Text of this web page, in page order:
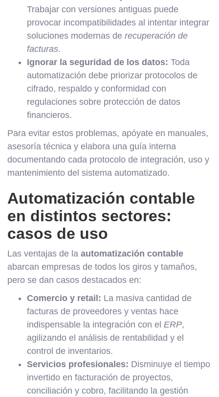
Trabajar con versiones antiguas puede
provocar incompatibilidades al intentar integrar
soluciones modernas de recuperación de
facturas.
Ignorar la seguridad de los datos: Toda
automatización debe priorizar protocolos de
cifrado, respaldo y conformidad con
regulaciones sobre protección de datos
financieros.
Para evitar estos problemas, apóyate en manuales,
asesoría técnica y elabora una guía interna
documentando cada protocolo de integración, uso y
mantenimiento del sistema automatizado.
Automatización contable
en distintos sectores:
casos de uso
Las ventajas de la automatización contable
abarcan empresas de todos los giros y tamaños,
pero se dan casos destacados en:
Comercio y retail: La masiva cantidad de
facturas de proveedores y ventas hace
indispensable la integración con el ERP,
agilizando el análisis de rentabilidad y el
control de inventarios.
Servicios profesionales: Disminuye el tiempo
invertido en facturación de proyectos,
conciliación y cobro, facilitando la gestión